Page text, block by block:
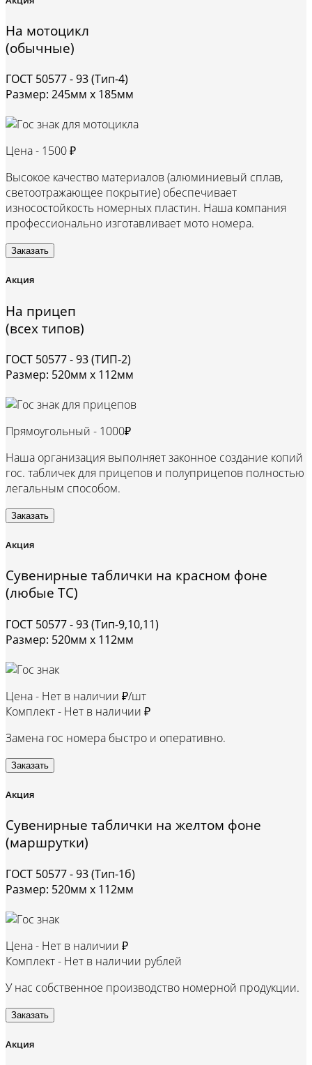
На мотоцикл
(обычные)
ГОСТ 50577 - 93 (Тип-4)
Размер: 245мм х 185мм
Цена - 1500 ₽
Высокое качество материалов (алюминиевый сплав,
светоотражающее покрытие) обеспечивает
износостойкость номерных пластин. Наша компания
профессионально изготавливает мото номера.
Заказать
Акция
На прицеп
(всех типов)
ГОСТ 50577 - 93 (ТИП-2)
Размер: 520мм х 112мм
Прямоугольный - 1000₽
Наша организация выполняет законное создание копий
гос. табличек для прицепов и полуприцепов полностью
легальным способом.
Заказать
Акция
Сувенирные таблички на красном фоне
(любые ТС)
ГОСТ 50577 - 93 (Тип-9,10,11)
Размер: 520мм х 112мм
Цена - Нет в наличии ₽/шт
Комплект - Нет в наличии ₽
Замена гос номера быстро и оперативно.
Заказать
Акция
Сувенирные таблички на желтом фоне
(маршрутки)
ГОСТ 50577 - 93 (Тип-1б)
Размер: 520мм х 112мм
Цена - Нет в наличии ₽
Комплект - Нет в наличии рублей
У нас собственное производство номерной продукции.
Заказать
Акция